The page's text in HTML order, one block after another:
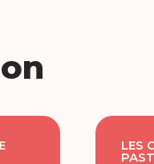
LES